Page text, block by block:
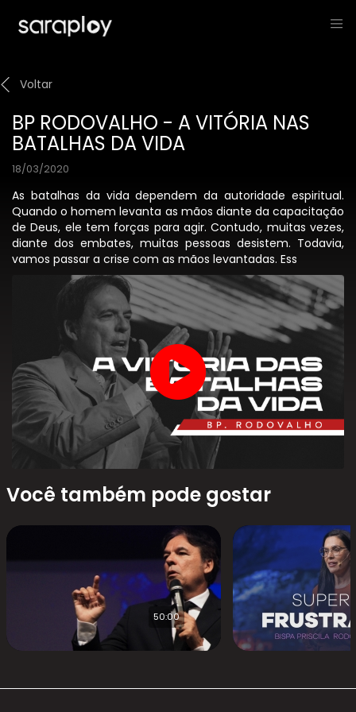
Voltar
BP RODOVALHO - A VITÓRIA NAS
BATALHAS DA VIDA
18/03/2020
As batalhas da vida dependem da autoridade espiritual.
Quando o homem levanta as mãos diante da capacitação
de Deus, ele tem forças para agir. Contudo, muitas vezes,
diante dos embates, muitas pessoas desistem. Todavia,
vamos passar a crise com as mãos levantadas. Ess
Você também pode gostar
50:00